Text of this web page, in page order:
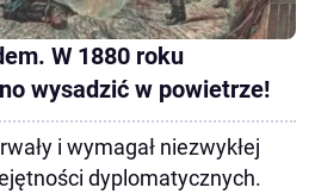
W 1880 roku
wysadzić w powietrze!
i wymagał niezwykłej
dyplomatycznych.